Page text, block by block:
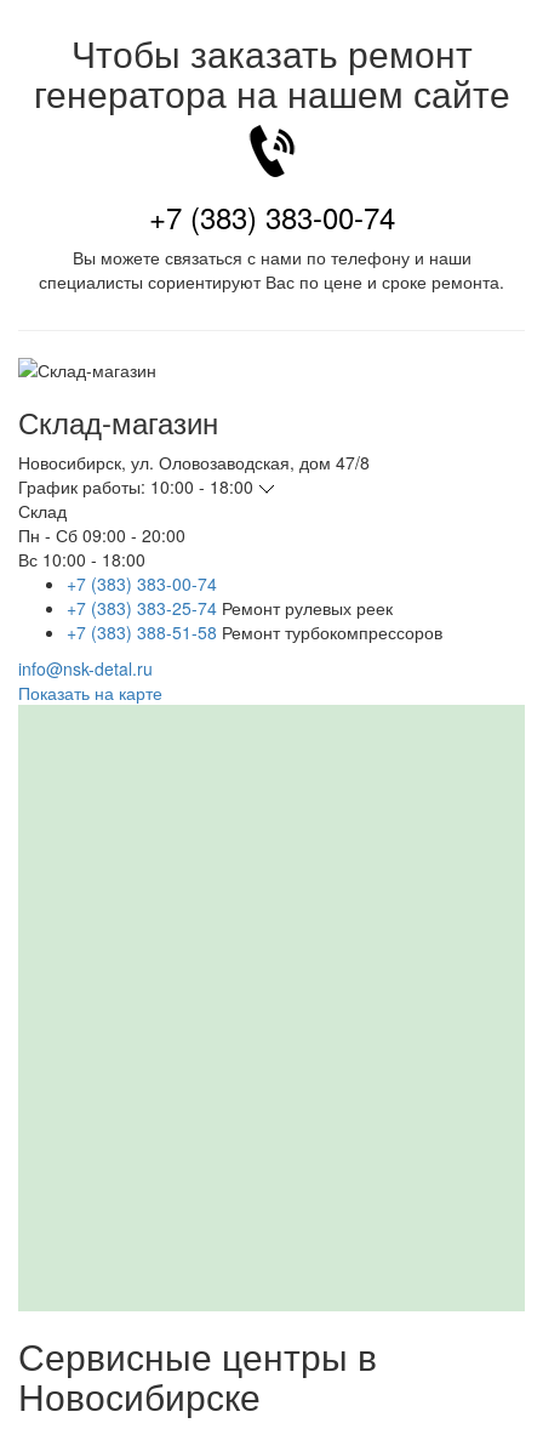
Чтобы заказать ремонт
генератора на нашем сайте
+7 (383) 383-00-74
Вы можете связаться с нами по телефону и наши
специалисты сориентируют Вас по цене и сроке ремонта.
Склад-магазин
Новосибирск, ул. Оловозаводская, дом 47/8
График работы: 10:00 - 18:00
Склад
Пн - Сб 09:00 - 20:00
Вс 10:00 - 18:00
+7 (383) 383-00-74
+7 (383) 383-25-74 Ремонт рулевых реек
+7 (383) 388-51-58 Ремонт турбокомпрессоров
info@nsk-detal.ru
Показать на карте
Сервисные центры в
Новосибирске